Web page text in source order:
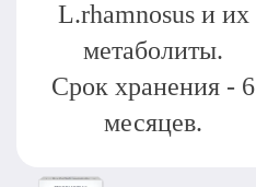
L.rhamnosus и их
метаболиты.
Срок хранения - 6
месяцев.